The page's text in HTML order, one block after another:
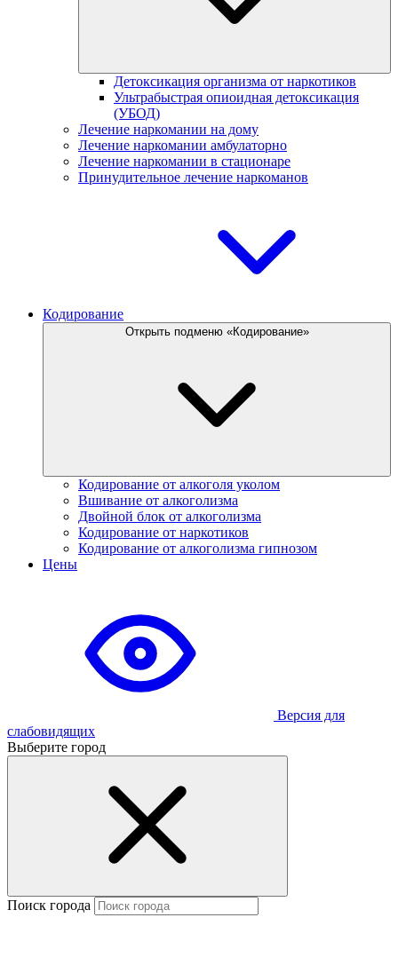
Детоксикация организма от наркотиков
Ультрабыстрая опиоидная детоксикация
(УБОД)
Лечение наркомании на дому
Лечение наркомании амбулаторно
Лечение наркомании в стационаре
Принудительное лечение наркоманов
Кодирование
Открыть подменю «Кодирование»
Кодирование от алкоголя уколом
Вшивание от алкоголизма
Двойной блок от алкоголизма
Кодирование от наркотиков
Кодирование от алкоголизма гипнозом
Цены
Версия для
слабовидящих
Выберите город
Поиск города